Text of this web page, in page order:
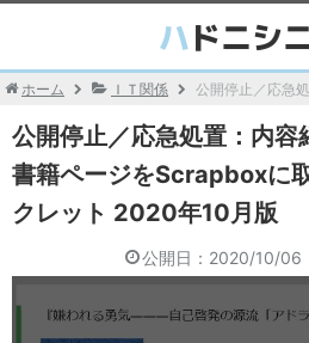
ホーム ＩＴ関係 公開停止／応急
公開停止／応急処置：内
書籍ページをScrapboxに
クレット 2020年10月版
公開日：2020/10/06